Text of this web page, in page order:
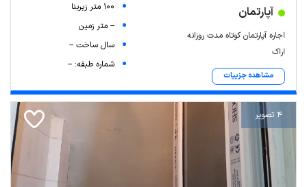
آپارتمان
اجاره آپارتمان کوتاه مدت روزانه
اراک
مشاهده جزییات
100 متر زیربنا
-- متر زمین
سال ساخت --
شماره طبقه: --
4 تصویر